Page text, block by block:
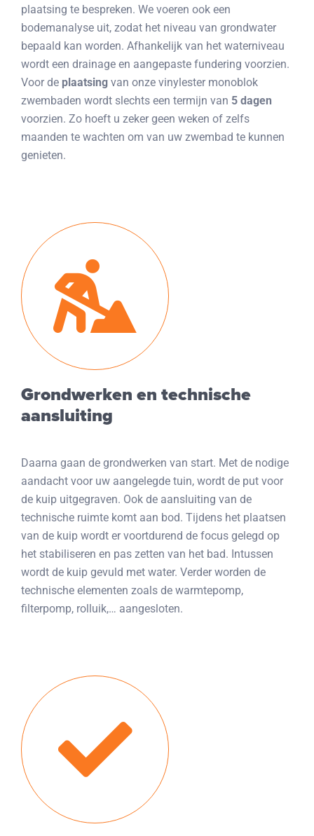
plaatsing te bespreken. We voeren ook een
bodemanalyse uit, zodat het niveau van grondwater
bepaald kan worden. Afhankelijk van het waterniveau
wordt een drainage en aangepaste fundering voorzien.
Voor de plaatsingvan onze vinylester monoblok
zwembaden wordt slechts een termijn van 5 dagen
voorzien. Zo hoeft u zeker geen weken of zelfs
maanden te wachten om van uw zwembad te kunnen
genieten.
Grondwerken en technische
aansluiting
Daarna gaan de grondwerken van start. Met de nodige
aandacht voor uw aangelegde tuin, wordt de put voor
de kuip uitgegraven. Ook de aansluiting van de
technische ruimte komt aan bod. Tijdens het plaatsen
van de kuip wordt er voortdurend de focus gelegd op
het stabiliseren en pas zetten van het bad. Intussen
wordt de kuip gevuld met water. Verder worden de
technische elementen zoals de warmtepomp,
filterpomp, rolluik,… aangesloten.